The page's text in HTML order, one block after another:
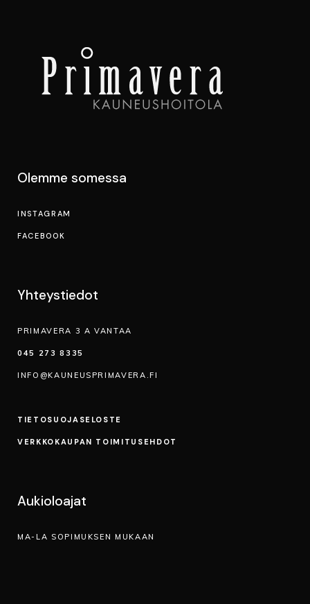
Olemme somessa
INSTAGRAM
FACEBOOK
Yhteystiedot
PRIMAVERA 3 A VANTAA
045 273 8335
INFO@KAUNEUSPRIMAVERA.FI
TIETOSUOJA­SELOSTE
VERKKOKAUPAN TOIMITUSEHDOT
Aukioloajat
MA-LA SOPIMUKSEN MUKAAN